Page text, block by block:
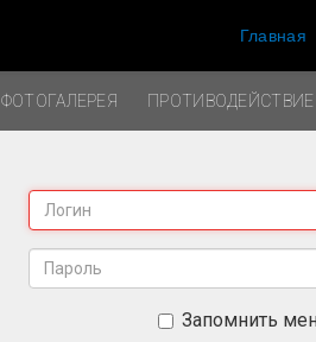
Главная
ФОТОГАЛЕРЕЯ
Запомнить